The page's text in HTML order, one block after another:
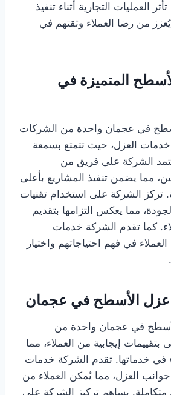
العمليات التجارية أثناء تنفيذ
من رضا العملاء وثقتهم في
المتميزة في
في عجمان واحدة من الشركات
خدمات العزل، حيث تتمتع بسمعة
الشركة على فريق من
مما يضمن تنفيذ المشاريع بأعلى
تركز الشركة على استخدام تقنيات
مما يعكس التزامها بتقديم
كما تقدم الشركة خدمات
في فهم احتياجاتهم واختيار
عزل الأسطح في عجمان
في عجمان واحدة من
إيجابية من العملاء، مما
في خدماتها. تقدم الشركة خدمات
العزل، مما يُمكن العملاء من
يساهم تركيز الشركة على